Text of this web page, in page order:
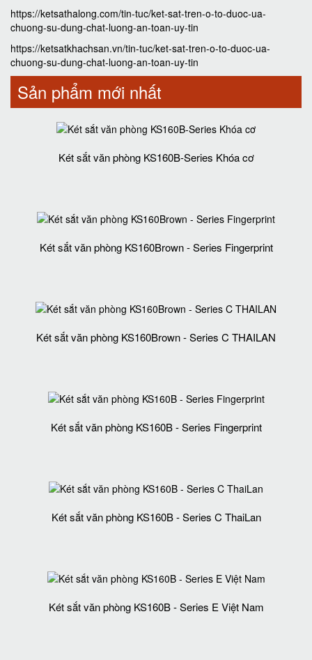
https://ketsathalong.com/tin-tuc/ket-sat-tren-o-to-duoc-ua-
chuong-su-dung-chat-luong-an-toan-uy-tin
https://ketsatkhachsan.vn/tin-tuc/ket-sat-tren-o-to-duoc-ua-
chuong-su-dung-chat-luong-an-toan-uy-tin
Sản phẩm mới nhất
Két sắt văn phòng KS160B-Series Khóa cơ
Két sắt văn phòng KS160Brown - Series Fingerprint
Két sắt văn phòng KS160Brown - Series C THAILAN
Két sắt văn phòng KS160B - Series Fingerprint
Két sắt văn phòng KS160B - Series C ThaiLan
Két sắt văn phòng KS160B - Series E Việt Nam